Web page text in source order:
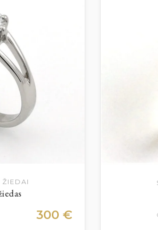
300€